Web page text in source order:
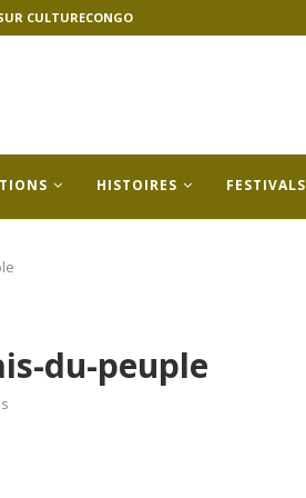
CULTURECONGO
HISTOIRES FESTIVALS
du-peuple